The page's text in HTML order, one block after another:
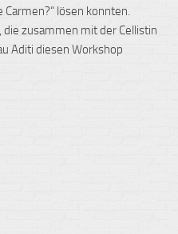
lösen konnten.
die zusammen mit der Cellistin
Aditi diesen Workshop